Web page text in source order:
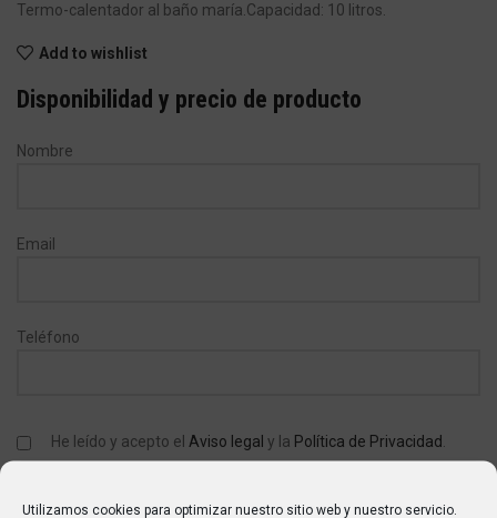
Utilizamos cookies para optimizar nuestro sitio web y nuestro servicio.
Termo-calentador al baño maría.Capacidad: 10 litros.
Add to wishlist
Disponibilidad y precio de producto
Nombre
Email
Teléfono
He leído y acepto el Aviso legal y la Política de Privacidad